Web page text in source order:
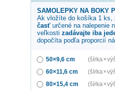
SAMOLEPKY NA BOKY
Ak vložíte do košíka 1 ks,
časťurčené na nalepenie
veľkosti zadávajte iba
dopočíta podľa proporcií
50×9,6 cm (šírka ×
60×11,6 cm
(šírka ×
80×15,4 cm
(šírka ×